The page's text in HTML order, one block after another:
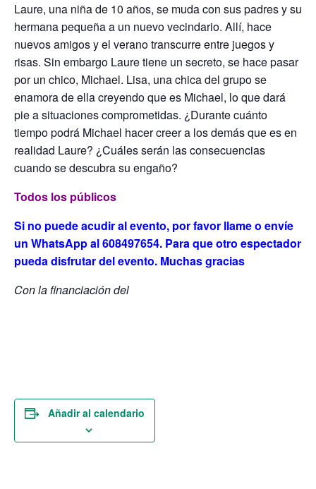
Laure, una niña de 10 años, se muda con sus padres y su
hermana pequeña a un nuevo vecindario. Allí, hace
nuevos amigos y el verano transcurre entre juegos y
risas. Sin embargo Laure tiene un secreto, se hace pasar
por un chico, Michael. Lisa, una chica del grupo se
enamora de ella creyendo que es Michael, lo que dará
pie a situaciones comprometidas. ¿Durante cuánto
tiempo podrá Michael hacer creer a los demás que es en
realidad Laure? ¿Cuáles serán las consecuencias
cuando se descubra su engaño?
Todos los públicos
Si no puede acudir al evento, por favor llame o envíe
un WhatsApp al 608497654. Para que otro espectador
pueda disfrutar del evento. Muchas gracias
Con la financiación del
Añadir al calendario